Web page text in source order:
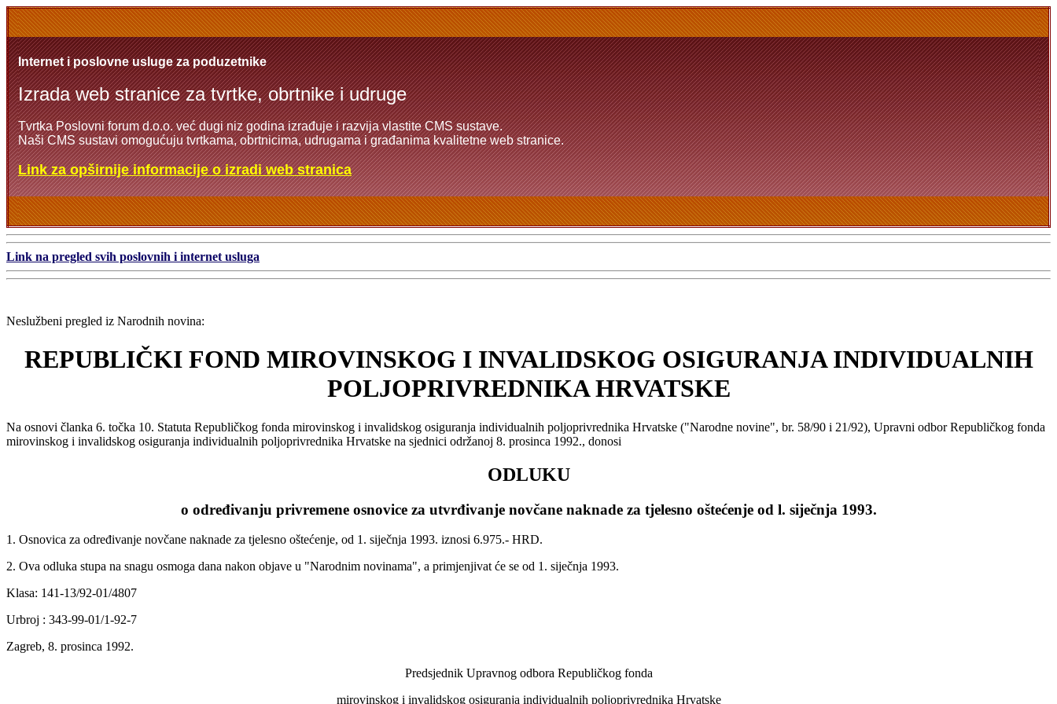
Internet i poslovne usluge za poduzetnike
Izrada web stranice za tvrtke, obrtnike i udruge
Tvrtka Poslovni forum d.o.o. već dugi niz godina izrađuje i razvija vlastite CMS sustave.
Naši CMS sustavi omogućuju tvrtkama, obrtnicima, udrugama i građanima kvalitetne web stranice.
Link za opširnije informacije o izradi web stranica
Link na pregled svih poslovnih i internet usluga
Neslužbeni pregled iz Narodnih novina:
REPUBLIČKI FOND MIROVINSKOG I INVALIDSKOG OSIGURANJA INDIVIDUALNIH
POLJOPRIVREDNIKA HRVATSKE
Na osnovi članka 6. točka 10. Statuta Republičkog fonda mirovinskog i invalidskog osiguranja individualnih poljoprivrednika Hrvatske ("Narodne novine", br. 58/90 i 21/92), Upravni odbor Republičkog fonda
mirovinskog i invalidskog osiguranja individualnih poljoprivrednika Hrvatske na sjednici održanoj 8. prosinca 1992., donosi
ODLUKU
o određivanju privremene osnovice za utvrđivanje novčane naknade za tjelesno oštećenje od l. siječnja 1993.
1. Osnovica za određivanje novčane naknade za tjelesno oštećenje, od 1. siječnja 1993. iznosi 6.975.- HRD.
2. Ova odluka stupa na snagu osmoga dana nakon objave u "Narodnim novinama", a primjenjivat će se od 1. siječnja 1993.
Klasa: 141-13/92-01/4807
Urbroj : 343-99-01/1-92-7
Zagreb, 8. prosinca 1992.
Predsjednik Upravnog odbora Republičkog fonda
mirovinskog i invalidskog osiguranja individualnih poljoprivrednika Hrvatske